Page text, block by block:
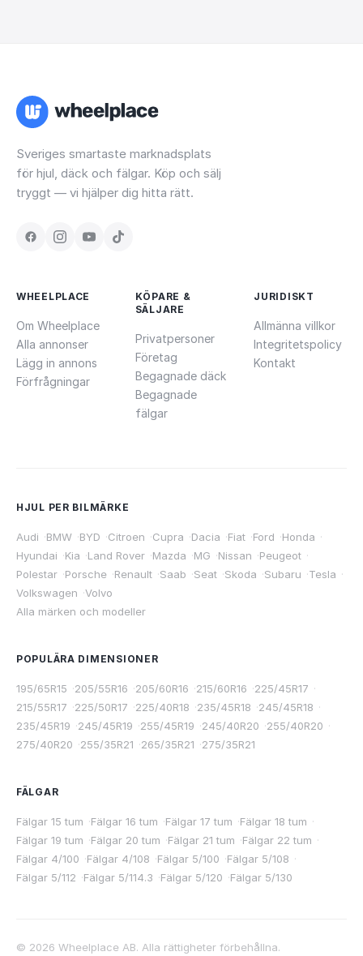
Sveriges smartaste marknadsplats
för hjul, däck och fälgar. Köp och sälj
tryggt — vi hjälper dig hitta rätt.
WHEELPLACE
Om Wheelplace
Alla annonser
Lägg in annons
Förfrågningar
KÖPARE &
SÄLJARE
Privatpersoner
Företag
Begagnade däck
Begagnade
fälgar
JURIDISKT
Allmänna villkor
Integritetspolicy
Kontakt
HJUL PER BILMÄRKE
Audi ·BMW ·BYD ·Citroen ·Cupra ·Dacia ·Fiat ·Ford ·Honda ·
Hyundai ·Kia ·Land Rover ·Mazda ·MG ·Nissan ·Peugeot ·
Polestar ·Porsche ·Renault ·Saab ·Seat ·Skoda ·Subaru ·Tesla ·
Volkswagen ·Volvo
Alla märken och modeller
POPULÄRA DIMENSIONER
195/65R15 ·205/55R16 ·205/60R16 ·215/60R16 ·225/45R17 ·
215/55R17 ·225/50R17 ·225/40R18 ·235/45R18 ·245/45R18 ·
235/45R19 ·245/45R19 ·255/45R19 ·245/40R20 ·255/40R20 ·
275/40R20 ·255/35R21 ·265/35R21 ·275/35R21
FÄLGAR
Fälgar 15 tum ·Fälgar 16 tum ·Fälgar 17 tum ·Fälgar 18 tum ·
Fälgar 19 tum ·Fälgar 20 tum ·Fälgar 21 tum ·Fälgar 22 tum ·
Fälgar 4/100 ·Fälgar 4/108 ·Fälgar 5/100 ·Fälgar 5/108 ·
Fälgar 5/112 ·Fälgar 5/114.3 ·Fälgar 5/120 ·Fälgar 5/130
© 2026 Wheelplace AB. Alla rättigheter förbehållna.